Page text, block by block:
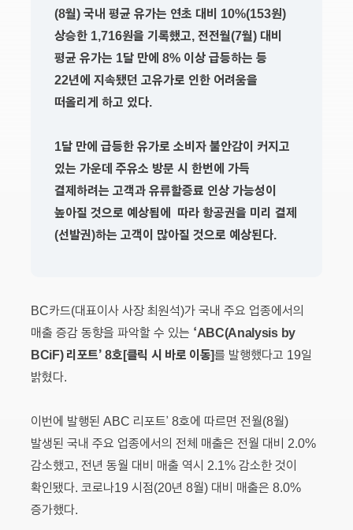
(8월) 국내 평균 유가는 연초 대비 10%(153원)
상승한 1,716원을 기록했고, 전전월(7월) 대비
평균 유가는 1달 만에 8% 이상 급등하는 등
22년에 지속됐던 고유가로 인한 어려움을
떠올리게 하고 있다.
1달 만에 급등한 유가로 소비자 불안감이 커지고
있는 가운데 주유소 방문 시 한번에 가득
결제하려는 고객과 유류할증료 인상 가능성이
높아질 것으로 예상됨에 따라 항공권을 미리 결제
(선발권)하는 고객이 많아질 것으로 예상된다.
BC카드(대표이사 사장 최원석)가 국내 주요 업종에서의
매출 증감 동향을 파악할 수 있는 ‘ABC(Analysis by
BCiF) 리포트’ 8호[클릭 시 바로 이동]를 발행했다고 19일
밝혔다.
이번에 발행된 ABC 리포트’ 8호에 따르면 전월(8월)
발생된 국내 주요 업종에서의 전체 매출은 전월 대비 2.0%
감소했고, 전년 동월 대비 매출 역시 2.1% 감소한 것이
확인됐다. 코로나19 시점(20년 8월) 대비 매출은 8.0%
증가했다.